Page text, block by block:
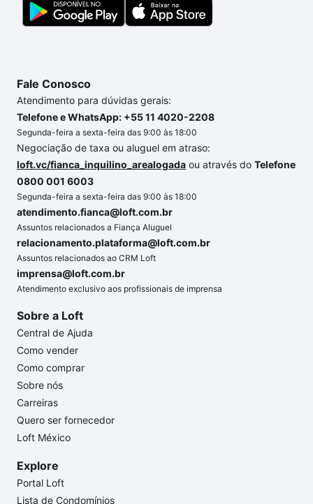
segurança e conforto. Loft, com você até as
Fale Conosco
Atendimento para dúvidas gerais:
Telefone e WhatsApp: +55 11 4020-2208
Segunda-feira a sexta-feira das 9:00 às 18:00
Negociação de taxa ou aluguel em atraso:
loft.vc/fianca_inquilino_arealogada ou através do Telefone
0800 001 6003
Segunda-feira a sexta-feira das 9:00 às 18:00
atendimento.fianca@loft.com.br
Assuntos relacionados a Fiança Aluguel
relacionamento.plataforma@loft.com.br
Assuntos relacionados ao CRM Loft
imprensa@loft.com.br
Atendimento exclusivo aos profissionais de imprensa
Sobre a Loft
Central de Ajuda
Como vender
Como comprar
Sobre nós
Carreiras
Quero ser fornecedor
Loft México
Explore
Portal Loft
Lista de Condomínios